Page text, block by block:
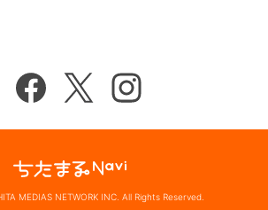
MEDIAS NETWORK INC. All Rights Reserved.